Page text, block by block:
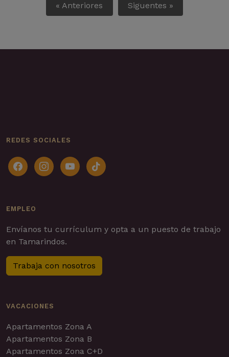
« Anteriores Siguentes »
REDES SOCIALES
facebookinstagramyoutubetiktok
EMPLEO
Envíanos tu currículum y opta a un puesto de trabajo
en Tamarindos.
Trabaja con nosotros
VACACIONES
Apartamentos Zona A
Apartamentos Zona B
Apartamentos Zona C+D